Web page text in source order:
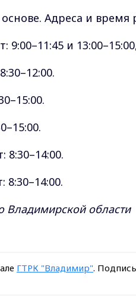
Адреса и
и
8:30–14:00.
Владимирской области
ГТРК "Владимир".